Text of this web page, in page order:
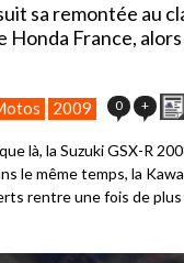
sa remontée au
France,
2009 0 +
là, la Suzuki GSX-R
le même temps, la
rentre une fois de